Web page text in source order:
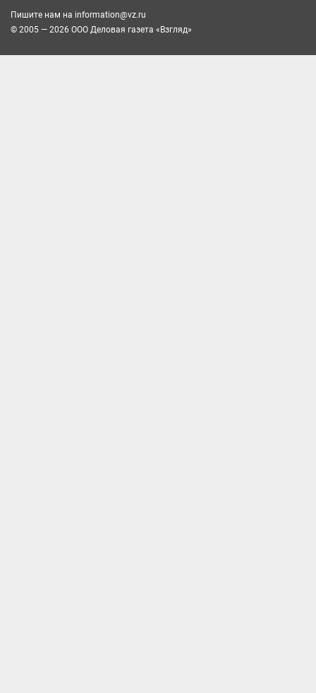
Пишите нам на information@vz.ru
© 2005 — 2026 ООО Деловая газета «Взгляд»